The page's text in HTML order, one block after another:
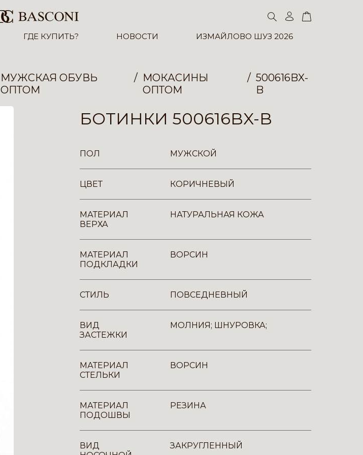
ГДЕ КУПИТЬ? НОВОСТИ ИЗМАЙЛОВО ШУЗ 2026
МУЖСКАЯ ОБУВЬ
ОПТОМ
МОКАСИНЫ
ОПТОМ
500616BX-
B
БОТИНКИ 500616BX-B
ПОЛ МУЖСКОЙ
ЦВЕТ КОРИЧНЕВЫЙ
МАТЕРИАЛ
ВЕРХА
НАТУРАЛЬНАЯ КОЖА
МАТЕРИАЛ
ПОДКЛАДКИ
ВОРСИН
СТИЛЬ ПОВСЕДНЕВНЫЙ
ВИД
ЗАСТЕЖКИ
МОЛНИЯ; ШНУРОВКА;
МАТЕРИАЛ
СТЕЛЬКИ
ВОРСИН
МАТЕРИАЛ
ПОДОШВЫ
РЕЗИНА
ВИД
ЗАКРУГЛЕННЫЙ